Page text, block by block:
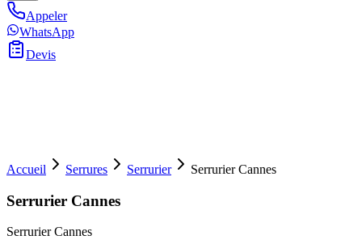
Appeler
WhatsApp
Devis
Accueil Serrures Serrurier Serrurier Cannes
Serrurier Cannes
Serrurier Cannes